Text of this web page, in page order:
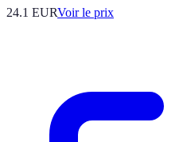
24.1 EURVoir le prix